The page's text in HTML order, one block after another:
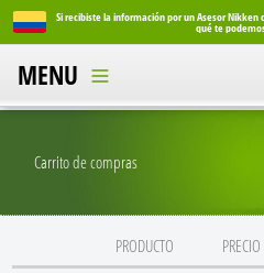
Si recibiste la información por un Asesor
qué te
MENU
Carrito de compras
PRODUCTO PRECIO